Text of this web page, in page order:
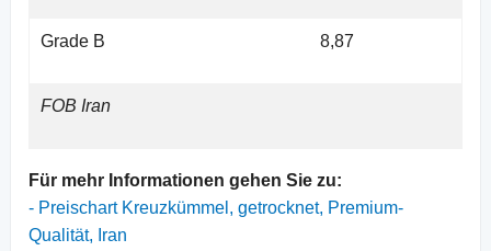
Grade B 8,87
FOB Iran
Für mehr Informationen gehen Sie zu:
- Preischart Kreuzkümmel, getrocknet, Premium-
Qualität, Iran